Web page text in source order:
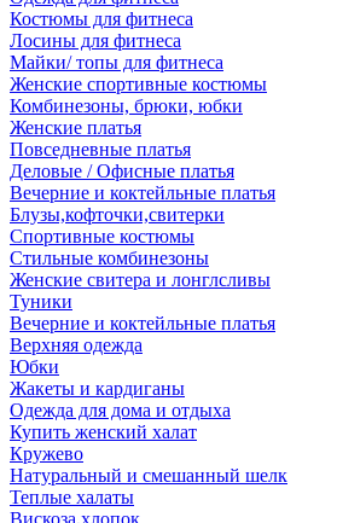
Костюмы для фитнеса
Лосины для фитнеса
Майки/ топы для фитнеса
Женские спортивные костюмы
Комбинезоны, брюки, юбки
Женские платья
Повседневные платья
Деловые / Офисные платья
Вечерние и коктейльные платья
Блузы,кофточки,свитерки
Спортивные костюмы
Стильные комбинезоны
Женские свитера и лонглсливы
Туники
Вечерние и коктейльные платья
Верхняя одежда
Юбки
Жакеты и кардиганы
Одежда для дома и отдыха
Купить женский халат
Кружево
Натуральный и смешанный шелк
Теплые халаты
Вискоза,хлопок